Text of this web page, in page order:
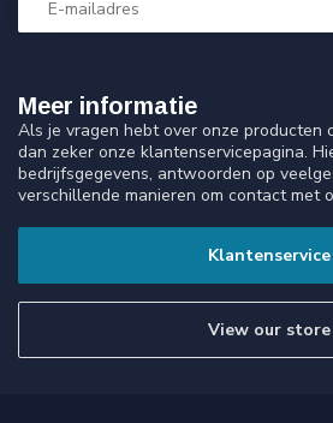
Meer informatie
Als je vragen hebt over onze producten
dan zeker onze klantenservicepagina.
bedrijfsgegevens, antwoorden op
verschillende manieren om contact met
Klantenservice
View our store